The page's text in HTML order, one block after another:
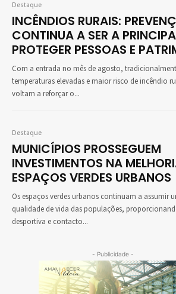
Destaque
INCÊNDIOS RURAIS:
CONTINUA A SER A
PROTEGER PESSOAS E
Com a entrada no mês de agosto,
temperaturas elevadas e maior risco de incêndio
voltam a reforçar o...
Destaque
MUNICÍPIOS PROSSEGUEM
INVESTIMENTOS NA
ESPAÇOS VERDES URBANOS
Os espaços verdes urbanos continuam a assumir
qualidade de vida das populações,
desportiva e contacto...
- Publicidade -